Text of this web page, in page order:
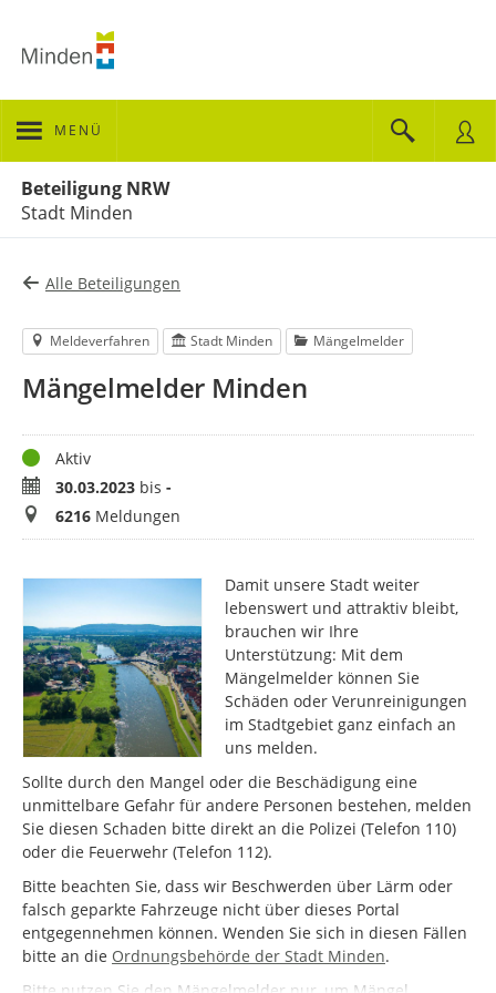
MENÜ
Beteiligung NRW
Stadt Minden
Alle Beteiligungen
Meldeverfahren Stadt Minden Mängelmelder
Mängelmelder Minden
StatusAktiv
Zeitraum30.03.2023 bis -
Meldungen
6216 Meldungen
Damit unsere Stadt weiter
lebenswert und attraktiv bleibt,
brauchen wir Ihre
Unterstützung: Mit dem
Mängelmelder können Sie
Schäden oder Verunreinigungen
im Stadtgebiet ganz einfach an
uns melden.
Sollte durch den Mangel oder die Beschädigung eine
unmittelbare Gefahr für andere Personen bestehen, melden
Sie diesen Schaden bitte direkt an die Polizei (Telefon 110)
oder die Feuerwehr (Telefon 112).
Bitte beachten Sie, dass wir Beschwerden über Lärm oder
falsch geparkte Fahrzeuge nicht über dieses Portal
entgegennehmen können. Wenden Sie sich in diesen Fällen
bitte an die Ordnungsbehörde der Stadt Minden.